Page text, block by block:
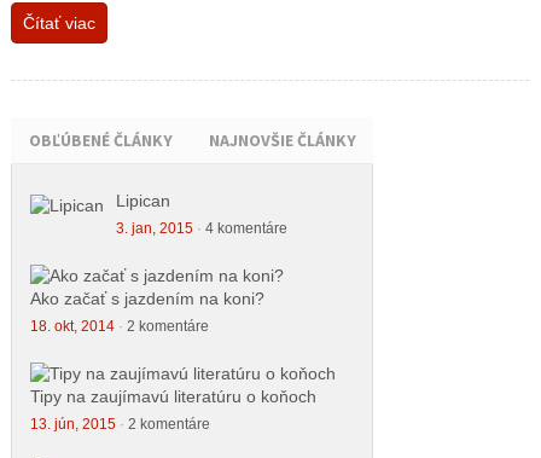
Čítať viac
OBĽÚBENÉ ČLÁNKY NAJNOVŠIE ČLÁNKY
Lipican
3. jan, 2015· 4 komentáre
Ako začať s jazdením na koni?
18. okt, 2014· 2 komentáre
Tipy na zaujímavú literatúru o koňoch
13. jún, 2015· 2 komentáre